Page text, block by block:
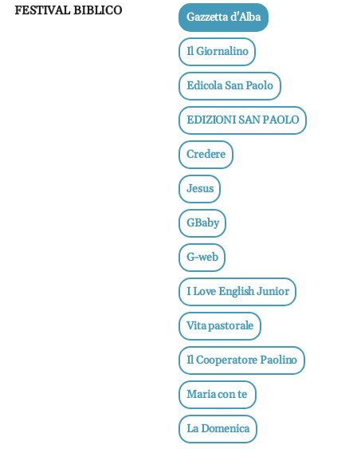
FESTIVAL BIBLICO
Gazzetta d'Alba
Il Giornalino
Edicola San Paolo
EDIZIONI SAN PAOLO
Credere
Jesus
GBaby
G-web
I Love English Junior
Vita pastorale
Il Cooperatore Paolino
Maria con te
La Domenica